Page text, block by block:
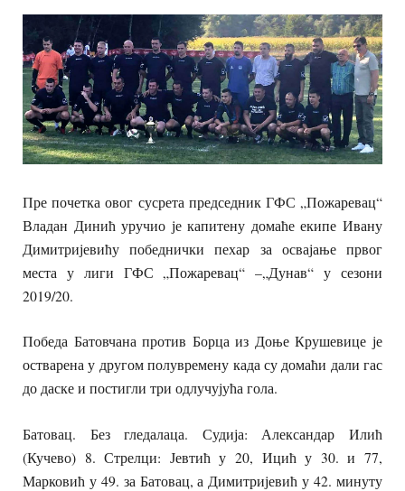
Пре почетка овог сусрета председник ГФС „Пожаревац“
Владан Динић уручио је капитену домаће екипе Ивану
Димитријевићу победнички пехар за освајање првог
места у лиги ГФС „Пожаревац“ –„Дунав“ у сезони
2019/20.
Победа Батовчана против Борца из Доње Крушевице је
остварена у другом полувремену када су домаћи дали гас
до даске и постигли три одлучујућа гола.
Батовац. Без гледалаца. Судија: Александар Илић
(Кучево) 8. Стрелци: Јевтић у 20, Ицић у 30. и 77,
Марковић у 49. за Батовац, а Димитријевић у 42. минуту